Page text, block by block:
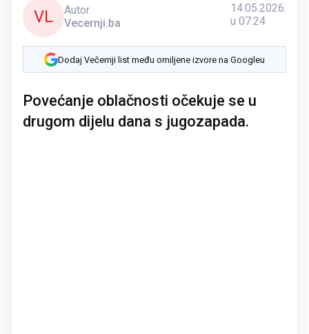
VL
Autor
Vecernji.ba
14.05.2026.
u 07:24
Dodaj Večernji list među omiljene izvore na Googleu
Povećanje oblačnosti očekuje se u
drugom dijelu dana s jugozapada.